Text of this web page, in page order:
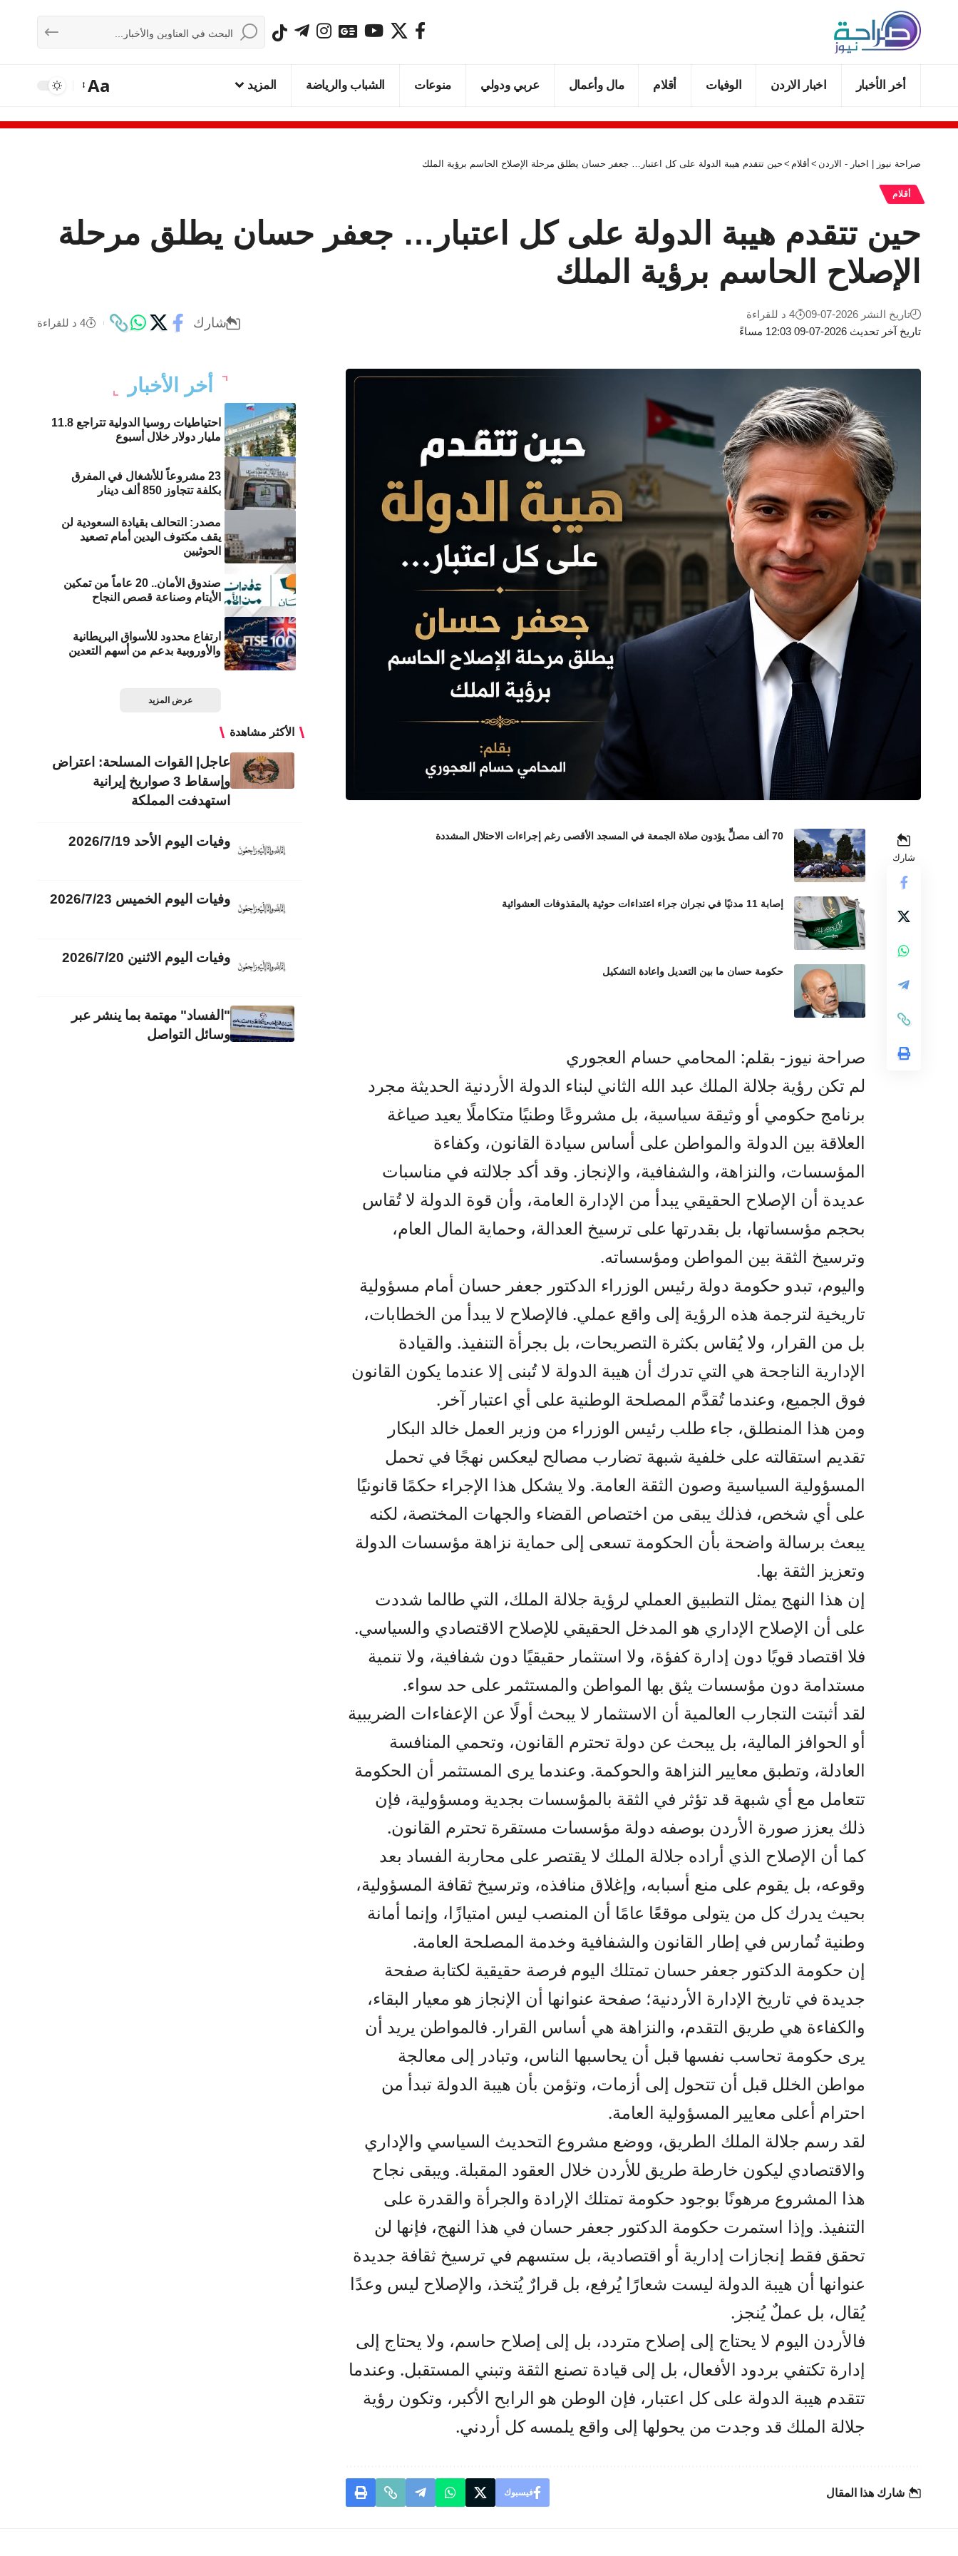
أخر الأخبار اخبار الاردن الوفيات أقلام مال وأعمال عربي ودولي منوعات الشباب والرياضة المزيد Aa
صراحة نيوز | اخبار - الاردن > أقلام > حين تتقدم هيبة الدولة على كل اعتبار… جعفر حسان يطلق مرحلة الإصلاح الحاسم برؤية الملك
أقلام
حين تتقدم هيبة الدولة على كل اعتبار… جعفر حسان يطلق مرحلة
الإصلاح الحاسم برؤية الملك
تاريخ آخر تحديث 2026-07-09 12:03 مساءً
تاريخ النشر 2026-07-09 4 د للقراءة
شارك 4 د للقراءة
شارك
70 ألف مصلٍّ يؤدون صلاة الجمعة في المسجد الأقصى رغم إجراءات الاحتلال المشددة
إصابة 11 مدنيًا في نجران جراء اعتداءات حوثية بالمقذوفات العشوائية
حكومة حسان ما بين التعديل واعادة التشكيل
صراحة نيوز- بقلم: المحامي حسام العجوري
لم تكن رؤية جلالة الملك عبد الله الثاني لبناء الدولة الأردنية الحديثة مجرد
برنامج حكومي أو وثيقة سياسية، بل مشروعًا وطنيًا متكاملًا يعيد صياغة
العلاقة بين الدولة والمواطن على أساس سيادة القانون، وكفاءة
المؤسسات، والنزاهة، والشفافية، والإنجاز. وقد أكد جلالته في مناسبات
عديدة أن الإصلاح الحقيقي يبدأ من الإدارة العامة، وأن قوة الدولة لا تُقاس
بحجم مؤسساتها، بل بقدرتها على ترسيخ العدالة، وحماية المال العام،
وترسيخ الثقة بين المواطن ومؤسساته.
واليوم، تبدو حكومة دولة رئيس الوزراء الدكتور جعفر حسان أمام مسؤولية
تاريخية لترجمة هذه الرؤية إلى واقع عملي. فالإصلاح لا يبدأ من الخطابات،
بل من القرار، ولا يُقاس بكثرة التصريحات، بل بجرأة التنفيذ. والقيادة
الإدارية الناجحة هي التي تدرك أن هيبة الدولة لا تُبنى إلا عندما يكون القانون
فوق الجميع، وعندما تُقدَّم المصلحة الوطنية على أي اعتبار آخر.
ومن هذا المنطلق، جاء طلب رئيس الوزراء من وزير العمل خالد البكار
تقديم استقالته على خلفية شبهة تضارب مصالح ليعكس نهجًا في تحمل
المسؤولية السياسية وصون الثقة العامة. ولا يشكل هذا الإجراء حكمًا قانونيًا
على أي شخص، فذلك يبقى من اختصاص القضاء والجهات المختصة، لكنه
يبعث برسالة واضحة بأن الحكومة تسعى إلى حماية نزاهة مؤسسات الدولة
وتعزيز الثقة بها.
إن هذا النهج يمثل التطبيق العملي لرؤية جلالة الملك، التي طالما شددت
على أن الإصلاح الإداري هو المدخل الحقيقي للإصلاح الاقتصادي والسياسي.
فلا اقتصاد قويًا دون إدارة كفؤة، ولا استثمار حقيقيًا دون شفافية، ولا تنمية
مستدامة دون مؤسسات يثق بها المواطن والمستثمر على حد سواء.
لقد أثبتت التجارب العالمية أن الاستثمار لا يبحث أولًا عن الإعفاءات الضريبية
أو الحوافز المالية، بل يبحث عن دولة تحترم القانون، وتحمي المنافسة
العادلة، وتطبق معايير النزاهة والحوكمة. وعندما يرى المستثمر أن الحكومة
تتعامل مع أي شبهة قد تؤثر في الثقة بالمؤسسات بجدية ومسؤولية، فإن
ذلك يعزز صورة الأردن بوصفه دولة مؤسسات مستقرة تحترم القانون.
كما أن الإصلاح الذي أراده جلالة الملك لا يقتصر على محاربة الفساد بعد
وقوعه، بل يقوم على منع أسبابه، وإغلاق منافذه، وترسيخ ثقافة المسؤولية،
بحيث يدرك كل من يتولى موقعًا عامًا أن المنصب ليس امتيازًا، وإنما أمانة
وطنية تُمارس في إطار القانون والشفافية وخدمة المصلحة العامة.
إن حكومة الدكتور جعفر حسان تمتلك اليوم فرصة حقيقية لكتابة صفحة
جديدة في تاريخ الإدارة الأردنية؛ صفحة عنوانها أن الإنجاز هو معيار البقاء،
والكفاءة هي طريق التقدم، والنزاهة هي أساس القرار. فالمواطن يريد أن
يرى حكومة تحاسب نفسها قبل أن يحاسبها الناس، وتبادر إلى معالجة
مواطن الخلل قبل أن تتحول إلى أزمات، وتؤمن بأن هيبة الدولة تبدأ من
احترام أعلى معايير المسؤولية العامة.
لقد رسم جلالة الملك الطريق، ووضع مشروع التحديث السياسي والإداري
والاقتصادي ليكون خارطة طريق للأردن خلال العقود المقبلة. ويبقى نجاح
هذا المشروع مرهونًا بوجود حكومة تمتلك الإرادة والجرأة والقدرة على
التنفيذ. وإذا استمرت حكومة الدكتور جعفر حسان في هذا النهج، فإنها لن
تحقق فقط إنجازات إدارية أو اقتصادية، بل ستسهم في ترسيخ ثقافة جديدة
عنوانها أن هيبة الدولة ليست شعارًا يُرفع، بل قرارٌ يُتخذ، والإصلاح ليس وعدًا
يُقال، بل عملٌ يُنجز.
فالأردن اليوم لا يحتاج إلى إصلاح متردد، بل إلى إصلاح حاسم، ولا يحتاج إلى
إدارة تكتفي بردود الأفعال، بل إلى قيادة تصنع الثقة وتبني المستقبل. وعندما
تتقدم هيبة الدولة على كل اعتبار، فإن الوطن هو الرابح الأكبر، وتكون رؤية
جلالة الملك قد وجدت من يحولها إلى واقع يلمسه كل أردني.
شارك هذا المقال فيسبوك
أخر الأخبار
احتياطيات روسيا الدولية تتراجع 11.8
مليار دولار خلال أسبوع
23 مشروعاً للأشغال في المفرق
بكلفة تتجاوز 850 ألف دينار
مصدر: التحالف بقيادة السعودية لن
يقف مكتوف اليدين أمام تصعيد
الحوثيين
صندوق الأمان.. 20 عاماً من تمكين
الأيتام وصناعة قصص النجاح
ارتفاع محدود للأسواق البريطانية
والأوروبية بدعم من أسهم التعدين
عرض المزيد
الأكثر مشاهدة
عاجل| القوات المسلحة: اعتراض
وإسقاط 3 صواريخ إيرانية
استهدفت المملكة
وفيات اليوم الأحد 2026/7/19
وفيات اليوم الخميس 2026/7/23
وفيات اليوم الاثنين 2026/7/20
"الفساد" مهتمة بما ينشر عبر
وسائل التواصل